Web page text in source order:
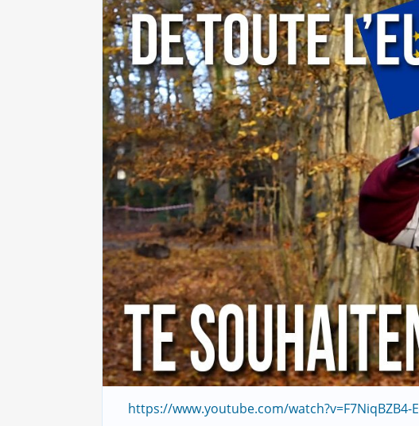
https://www.youtube.com/watch?v=F7NiqBZB4-E